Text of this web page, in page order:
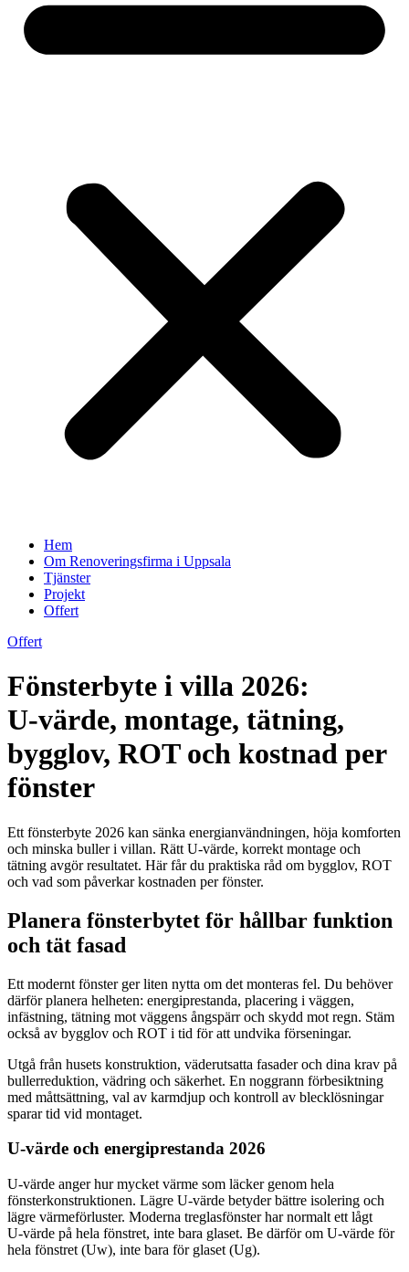
Hem
Om Renoveringsfirma i Uppsala
Tjänster
Projekt
Offert
Offert
Fönsterbyte i villa 2026:
U‑värde, montage, tätning,
bygglov, ROT och kostnad per
fönster
Ett fönsterbyte 2026 kan sänka energianvändningen, höja komforten
och minska buller i villan. Rätt U‑värde, korrekt montage och
tätning avgör resultatet. Här får du praktiska råd om bygglov, ROT
och vad som påverkar kostnaden per fönster.
Planera fönsterbytet för hållbar funktion
och tät fasad
Ett modernt fönster ger liten nytta om det monteras fel. Du behöver
därför planera helheten: energiprestanda, placering i väggen,
infästning, tätning mot väggens ångspärr och skydd mot regn. Stäm
också av bygglov och ROT i tid för att undvika förseningar.
Utgå från husets konstruktion, väderutsatta fasader och dina krav på
bullerreduktion, vädring och säkerhet. En noggrann förbesiktning
med måttsättning, val av karmdjup och kontroll av blecklösningar
sparar tid vid montaget.
U‑värde och energiprestanda 2026
U‑värde anger hur mycket värme som läcker genom hela
fönsterkonstruktionen. Lägre U‑värde betyder bättre isolering och
lägre värmeförluster. Moderna treglasfönster har normalt ett lågt
U‑värde på hela fönstret, inte bara glaset. Be därför om U‑värde för
hela fönstret (Uw), inte bara för glaset (Ug).